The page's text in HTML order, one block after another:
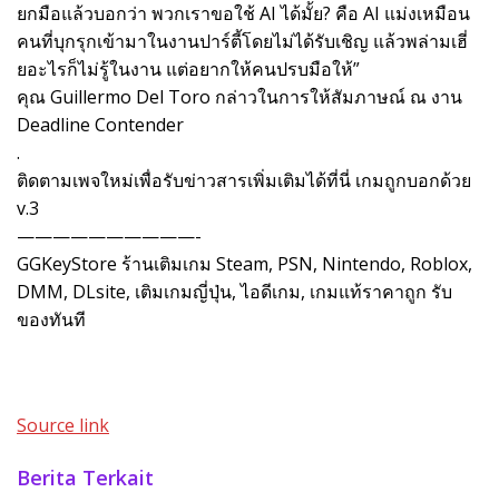
ยกมือแล้วบอกว่า พวกเราขอใช้ AI ได้มั้ย? คือ AI แม่งเหมือน
คนที่บุกรุกเข้ามาในงานปาร์ตี้โดยไม่ได้รับเชิญ แล้วพล่ามเฮี่
ยอะไรก็ไม่รู้ในงาน แต่อยากให้คนปรบมือให้”
คุณ Guillermo Del Toro กล่าวในการให้สัมภาษณ์ ณ งาน
Deadline Contender
.
ติดตามเพจใหม่เพื่อรับข่าวสารเพิ่มเติมได้ที่นี่ เกมถูกบอกด้วย
v.3
——————————-
GGKeyStore ร้านเติมเกม Steam, PSN, Nintendo, Roblox,
DMM, DLsite, เติมเกมญี่ปุ่น, ไอดีเกม, เกมแท้ราคาถูก รับ
ของทันที
Source link
Berita Terkait